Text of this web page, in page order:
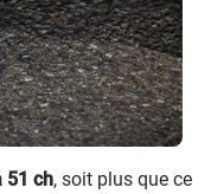
51 ch, soit plus que ce